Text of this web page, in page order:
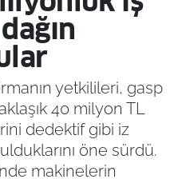
yetkilileri, gasp
40 milyon TL
dedektif gibi iz
öne sürdü.
makinelerin